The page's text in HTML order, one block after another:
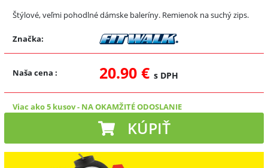
Štýlové, veľmi pohodlné dámske baleríny. Remienok na suchý zips.
Značka:
Naša cena : 20.90 € s DPH
Viac ako 5 kusov- NA OKAMŽITÉ ODOSLANIE
KÚPIŤ